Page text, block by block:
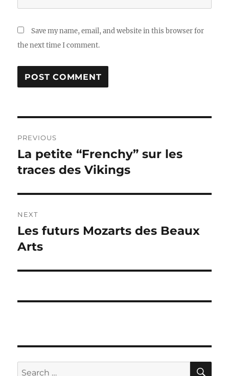
Save my name, email, and website in this browser for
the next time I comment.
navigation
PREVIOUS
Previous
post:
La petite “Frenchy” sur les
traces des Vikings
NEXT
Next
post:
Les futurs Mozarts des Beaux
Arts
Search